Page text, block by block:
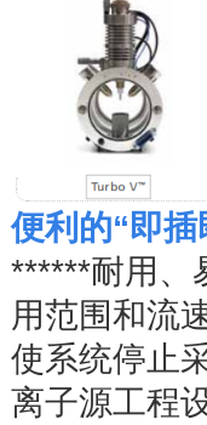
便利的“即
******耐用、
用范围和流
使系统停止
离子源工程